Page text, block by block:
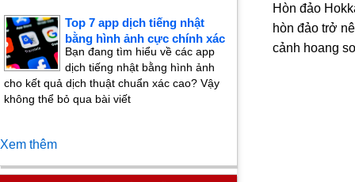
Hòn đảo
hòn đảo trở
cảnh hoang
Top 7 app dịch tiếng nhật
bằng hình ảnh cực chính xác
Bạn đang tìm hiểu về các app
dịch tiếng nhật bằng hình ảnh
cho kết quả dịch thuật chuẩn xác cao? Vậy
không thể bỏ qua bài viết
Xem thêm